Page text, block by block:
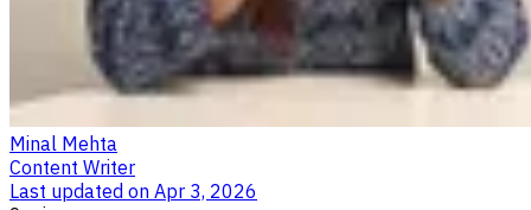
Minal Mehta
Content Writer
Last updated on Apr 3, 2026